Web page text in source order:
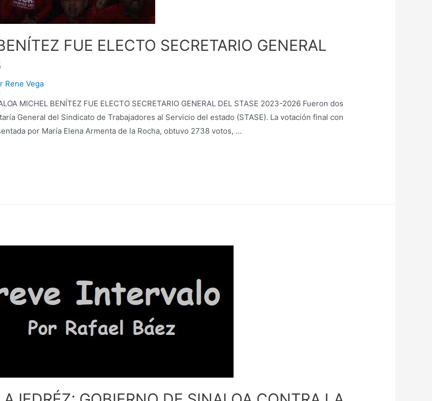
FUE ELECTO SECRETARIO GENERAL
Rene Vega
MICHEL BENÍTEZ FUE ELECTO SECRETARIO GENERAL DEL STASE 2023-2026 Fueron dos
General del Sindicato de Trabajadores al Servicio del estado (STASE). La votación final con
por María Elena Armenta de la Rocha, obtuvo 2738 votos, …